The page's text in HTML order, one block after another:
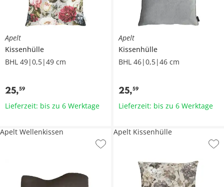
Apelt
Kissenhülle
BHL 49|0,5|49 cm
25,59
Lieferzeit: bis zu 6 Werktage
Apelt
Kissenhülle
BHL 46|0,5|46 cm
25,59
Lieferzeit: bis zu 6 Werktage
Apelt Wellenkissen Apelt Kissenhülle